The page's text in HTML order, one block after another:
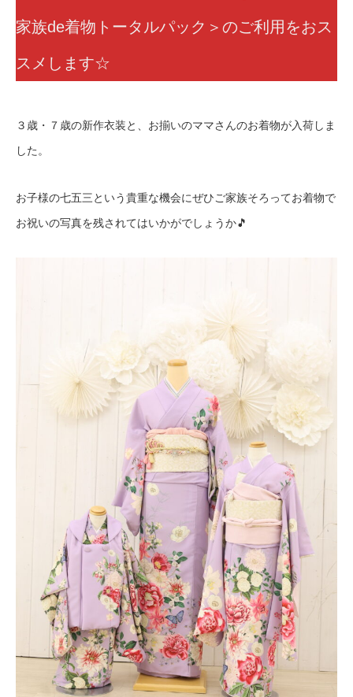
家族de着物トータルパック＞のご利用をおス
スメします☆
３歳・７歳の新作衣装と、お揃いのママさんのお着物が入荷しま
した。
お子様の七五三という貴重な機会にぜひご家族そろってお着物で
お祝いの写真を残されてはいかがでしょうか🎵